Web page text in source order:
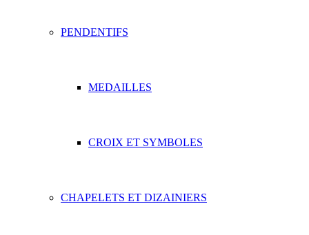
PENDENTIFS
MEDAILLES
CROIX ET SYMBOLES
CHAPELETS ET DIZAINIERS